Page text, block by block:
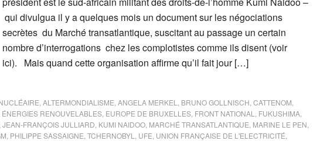
qui divulgua il y a quelques mois un document sur les négociations
secrètes du Marché transatlantique, suscitant au passage un certain
nombre d’interrogations chez les complotistes comme ils disent (voir
ici). Mais quand cette organisation affirme qu’il fait jour […]
ALTERMONDIALISME ANGELA MERKEL BRUNO GOLLNISCH CATTENOM
ÉNERGIES RENOUVELABLES EUROPE DE BRUXELLES FRONT NATIONAL FUKUSHIMA
JEAN-FRANÇOIS JULLIARD KUMI NAIDOO MARCHÉ TRANSATLANTIQUE MARINE LE PEN
PHILIPPE SASSAIGNE TCHERNOBYL UFE UNION FRANÇAISE DE L'ELECTRICITÉ